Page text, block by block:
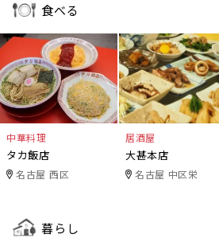
食べる
中華料理
タカ飯店
名古屋 西区
居酒屋
大甚本店
名古屋 中区栄
暮らし